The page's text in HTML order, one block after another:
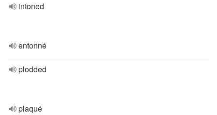
intoned
entonné
plodded
plaqué